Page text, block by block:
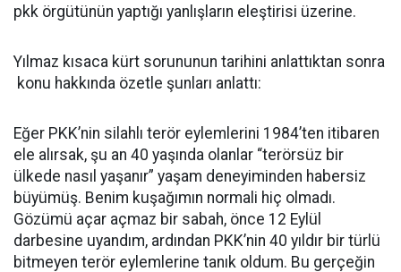
pkk örgütünün yaptığı yanlışların eleştirisi üzerine.
Yılmaz kısaca kürt sorununun tarihini anlattıktan sonra
konu hakkında özetle şunları anlattı:
Eğer PKK’nin silahlı terör eylemlerini 1984’ten itibaren
ele alırsak, şu an 40 yaşında olanlar “terörsüz bir
ülkede nasıl yaşanır” yaşam deneyiminden habersiz
büyümüş. Benim kuşağımın normali hiç olmadı.
Gözümü açar açmaz bir sabah, önce 12 Eylül
darbesine uyandım, ardından PKK’nin 40 yıldır bir türlü
bitmeyen terör eylemlerine tanık oldum. Bu gerçeğin